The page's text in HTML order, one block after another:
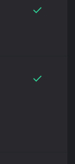
✓
✓